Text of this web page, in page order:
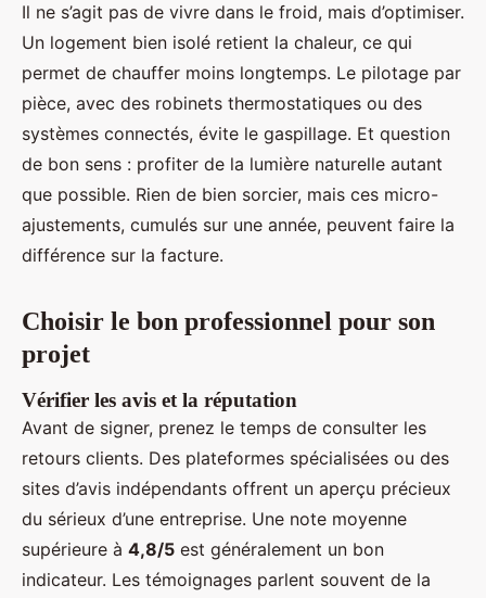
Il ne s’agit pas de vivre dans le froid, mais d’optimiser.
Un logement bien isolé retient la chaleur, ce qui
permet de chauffer moins longtemps. Le pilotage par
pièce, avec des robinets thermostatiques ou des
systèmes connectés, évite le gaspillage. Et question
de bon sens : profiter de la lumière naturelle autant
que possible. Rien de bien sorcier, mais ces micro-
ajustements, cumulés sur une année, peuvent faire la
différence sur la facture.
Choisir le bon professionnel pour son
projet
Vérifier les avis et la réputation
Avant de signer, prenez le temps de consulter les
retours clients. Des plateformes spécialisées ou des
sites d’avis indépendants offrent un aperçu précieux
du sérieux d’une entreprise. Une note moyenne
supérieure à 4,8/5 est généralement un bon
indicateur. Les témoignages parlent souvent de la